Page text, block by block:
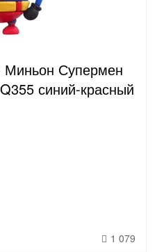
Миньон Супермен
синий-красный
1 079